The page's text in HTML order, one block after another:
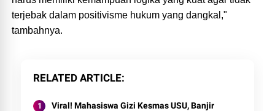
terjebak dalam positivisme hukum yang dangkal,"
tambahnya.
RELATED ARTICLE
Viral! Mahasiswa Gizi Kesmas USU, Banjir